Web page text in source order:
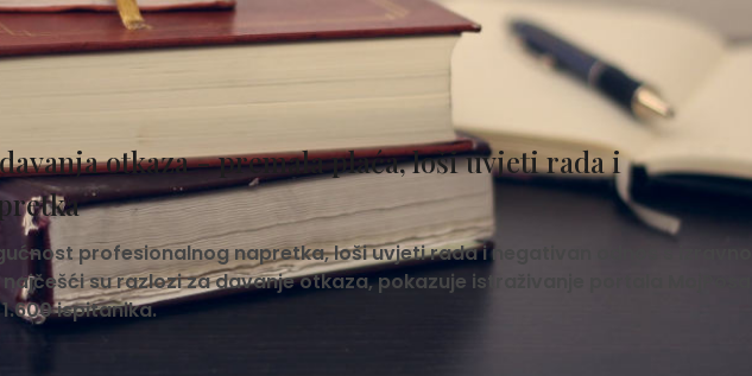
otkaza - premala plaća, loši uvjeti rada i
profesionalnog napretka, loši uvjeti rada i negativan odnos s izravno
su razlozi za davanje otkaza, pokazuje istraživanje portala MojPosao
ispitanika.